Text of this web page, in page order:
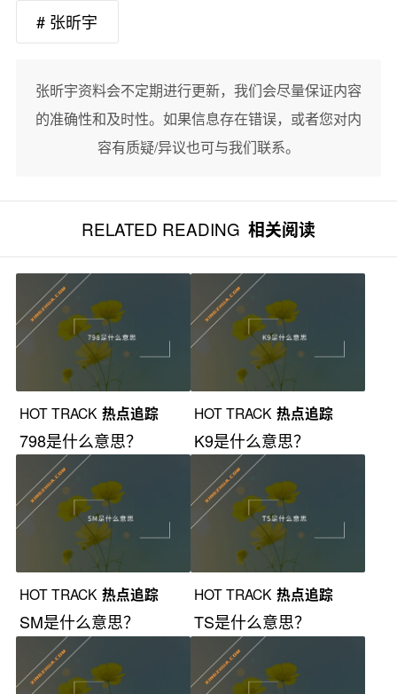
# 张昕宇
张昕宇资料会不定期进行更新，我们会尽量保证内容
的准确性和及时性。如果信息存在错误，或者您对内
容有质疑/异议也可与我们联系。
RELATED READING 相关阅读
HOT TRACK 热点追踪
798是什么意思？
HOT TRACK 热点追踪
K9是什么意思？
HOT TRACK 热点追踪
SM是什么意思？
HOT TRACK 热点追踪
TS是什么意思？